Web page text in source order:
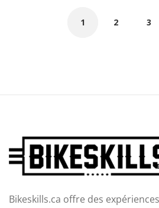
1 2 3
Bikeskills.ca offre des